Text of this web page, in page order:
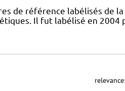
de référence labélisés de
Il fut labélisé en 2004
relevance: